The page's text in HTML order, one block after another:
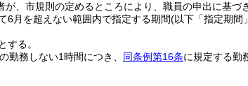
が、市規則の定めるところにより、職員の申出に基づ
6月を超えない範囲内で指定する期間(以下「指定期間
する。
勤務しない1時間につき、 同条例第16条に規定する勤